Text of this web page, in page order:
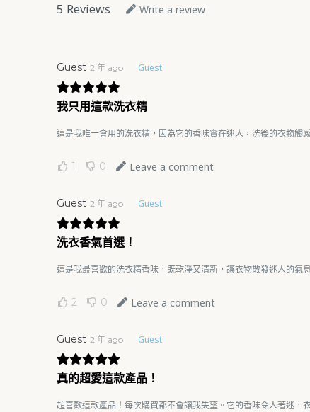
5 Reviews Write a review
Guest 2 年 ago Guest
我只用這款洗衣精
這是我唯一會用的洗衣精，因為它的香味實在迷人，洗後的衣物觸
1 0 Leave a comment
Guest 2 年 ago Guest
洗衣香氣首選！
這是我最喜歡的洗衣精香味，既乾淨又清新，讓衣物散發迷人的氣
2 0 Leave a comment
Guest 2 年 ago Guest
真的超愛這款產品！
超喜歡這款產品！每次購買都不會讓我失望。它的香味令人著迷